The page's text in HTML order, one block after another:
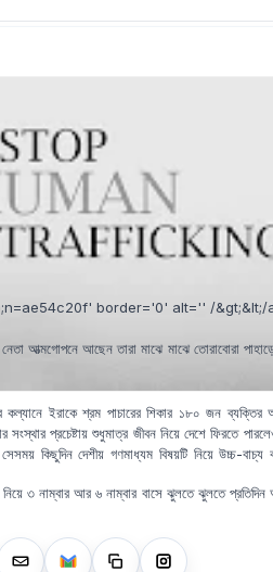
ইরাকে শ্রম পাচারের শিকার ১৮০ জন ব্যক্তির
প্রচেষ্টায় শুধুমাত্র জীবন নিয়ে দেশে ফিরতে
কিছুদিন দেশীয় গণমাধ্যম বিষয়টি নিয়ে উচ্চ-বাচ্য
border='0' alt='' /&gt;&lt;/
আত্মগোপনে আছেন তারা মাঝে মাঝে তোরাবোরা
নিয়ে ৩ নাম্বার আর ৬ নাম্বার বাসে ঝুলতে ঝুলতে প্রতিদিন